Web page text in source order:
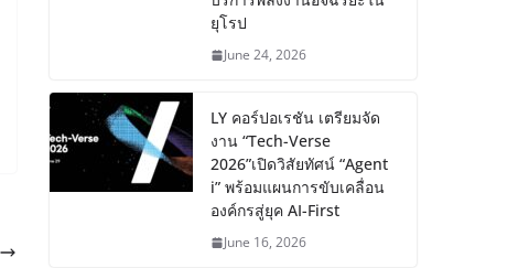
ยุโรป
June 24, 2026
LY คอร์ปอเรชัน เตรียมจัด
งาน “Tech-Verse
2026”เปิดวิสัยทัศน์ “Agent
i” พร้อมแผนการขับเคลื่อน
องค์กรสู่ยุค AI-First
June 16, 2026